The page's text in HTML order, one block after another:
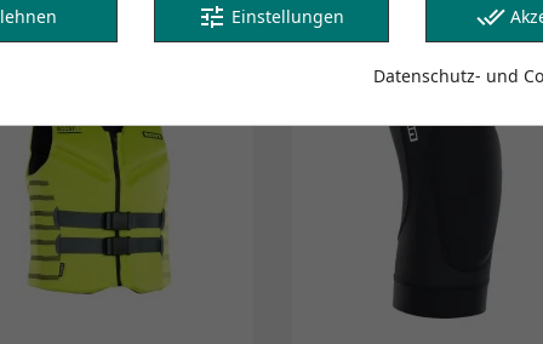
tune Einstellungen done_all
Datenschutz- und